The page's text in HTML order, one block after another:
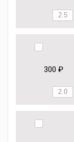
300 ₽